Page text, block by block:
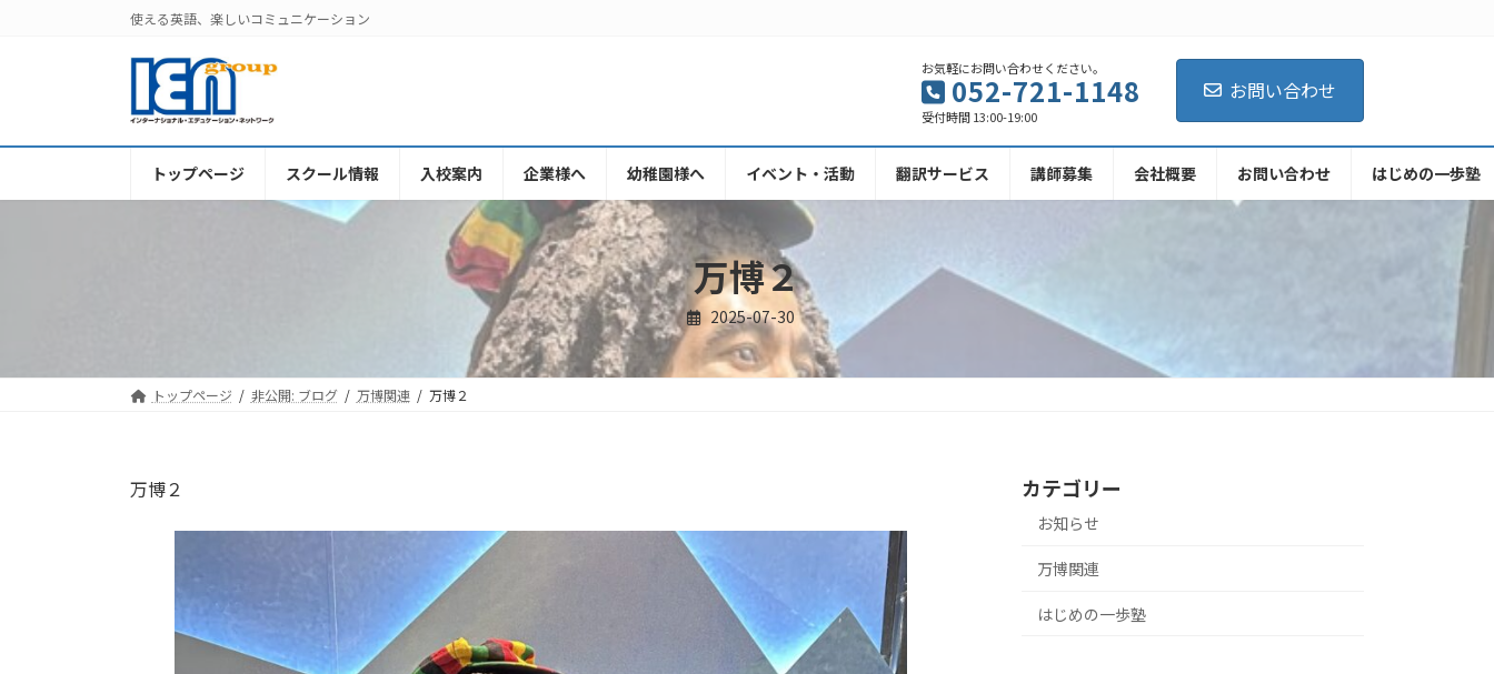
へ
キ
ョ
に
使える英語、楽しいコミュニケーション
お気軽にお問い合わせください。
052-721-1148
受付時間 13:00-19:00
お問い合わせ
トップページ スクール情報 入校案内 企業様へ 幼稚園様へ イベント・活動 翻訳サービス 講師募集 会社概要 お問い合わせ はじめの一歩塾
万博２
2025-07-30
トップページ 非公開: ブログ 万博関連 万博２
万博２ カテゴリー
お知らせ
万博関連
はじめの一歩塾